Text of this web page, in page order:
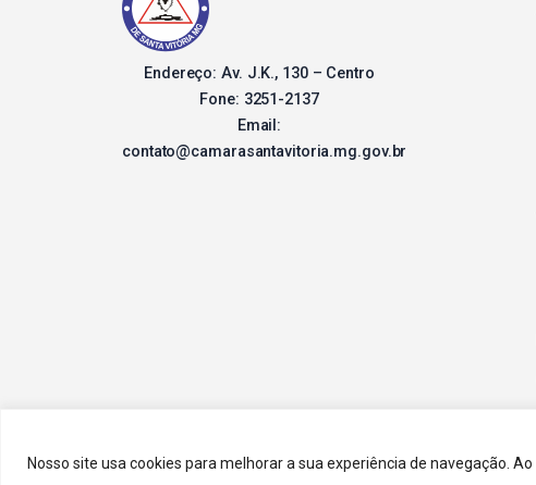
Nosso site usa cookies para melhorar a sua experiência de navegação.
Endereço: Av. J.K., 130 – Centro
Fone: 3251-2137
Email:
contato@camarasantavitoria.mg.gov.br